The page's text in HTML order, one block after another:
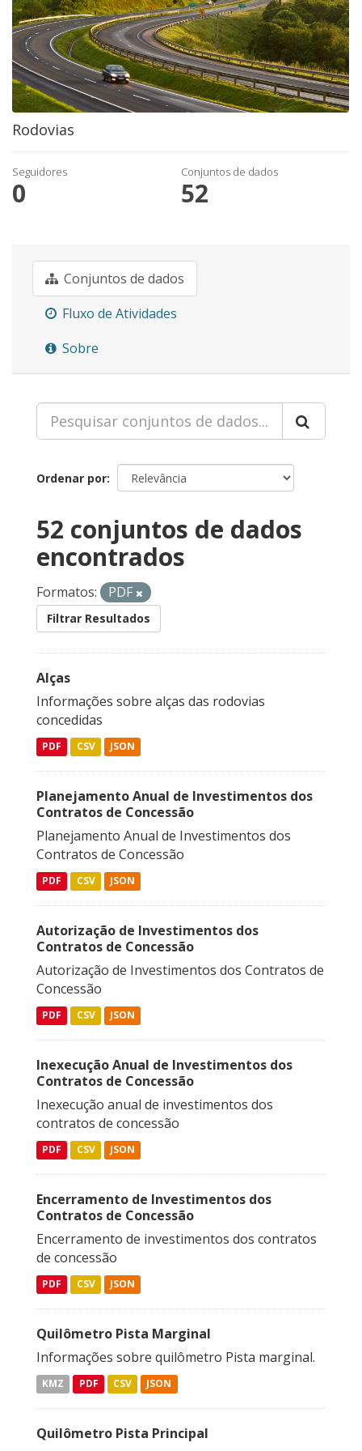
Rodovias
Seguidores
0
Conjuntos de dados
52
Conjuntos de dados
Fluxo de Atividades
Sobre
Ordenar por
52 conjuntos de dados
encontrados
Formatos: PDF
Filtrar Resultados
Alças
Informações sobre alças das rodovias
concedidas
PDF CSV JSON
Planejamento Anual de Investimentos dos
Contratos de Concessão
Planejamento Anual de Investimentos dos
Contratos de Concessão
PDF CSV JSON
Autorização de Investimentos dos
Contratos de Concessão
Autorização de Investimentos dos Contratos de
Concessão
PDF CSV JSON
Inexecução Anual de Investimentos dos
Contratos de Concessão
Inexecução anual de investimentos dos
contratos de concessão
PDF CSV JSON
Encerramento de Investimentos dos
Contratos de Concessão
Encerramento de investimentos dos contratos
de concessão
PDF CSV JSON
Quilômetro Pista Marginal
Informações sobre quilômetro Pista marginal.
KMZ PDF CSV JSON
Quilômetro Pista Principal